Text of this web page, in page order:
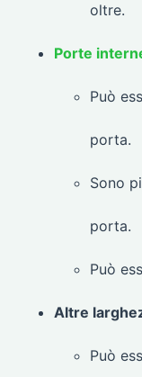
oltre.
Porte
Può
porta.
Sono
porta.
Può
Altre
Può